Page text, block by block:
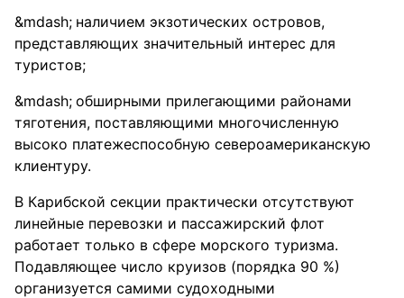
наличием экзотических островов,
представляющих значительный интерес для
туристов;
обширными прилегающими районами
тяготения, поставляющими многочисленную
высоко платежеспособную североамериканскую
клиентуру.
В Карибской секции практически отсутствуют
линейные перевозки и пассажирский флот
работает только в сфере морского туризма.
Подавляющее число круизов (порядка 90 %)
организуется самими судоходными